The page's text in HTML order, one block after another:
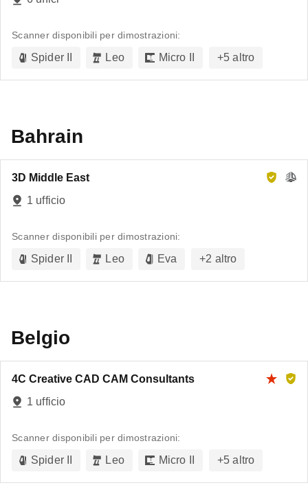
Scanner disponibili per dimostrazioni:
Spider II Leo Micro II +5 altro
Bahrain
3D Middle East
1 ufficio
Scanner disponibili per dimostrazioni:
Spider II Leo Eva +2 altro
Belgio
4C Creative CAD CAM Consultants
1 ufficio
Scanner disponibili per dimostrazioni:
Spider II Leo Micro II +5 altro